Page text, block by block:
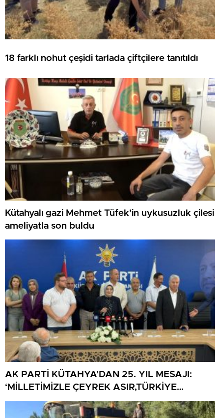
18 farklı nohut çeşidi tarlada çiftçilere tanıtıldı
Kütahyalı gazi Mehmet Tüfek’in uykusuzluk çilesi
ameliyatla son buldu
AK PARTİ KÜTAHYA’DAN 25. YIL MESAJI:
‘MİLLETİMİZLE ÇEYREK ASIR,TÜRKİYE
GELECEĞE HAZIR’